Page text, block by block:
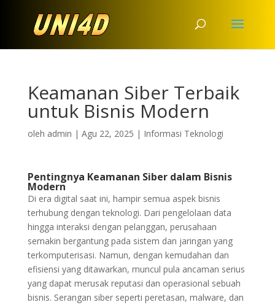
Keamanan Siber Terbaik
untuk Bisnis Modern
oleh admin | Agu 22, 2025 | Informasi Teknologi
Pentingnya Keamanan Siber dalam Bisnis
Modern
Di era digital saat ini, hampir semua aspek bisnis
terhubung dengan teknologi. Dari pengelolaan data
hingga interaksi dengan pelanggan, perusahaan
semakin bergantung pada sistem dan jaringan yang
terkomputerisasi. Namun, dengan kemudahan dan
efisiensi yang ditawarkan, muncul pula ancaman serius
yang dapat merusak reputasi dan operasional sebuah
bisnis. Serangan siber seperti peretasan, malware, dan